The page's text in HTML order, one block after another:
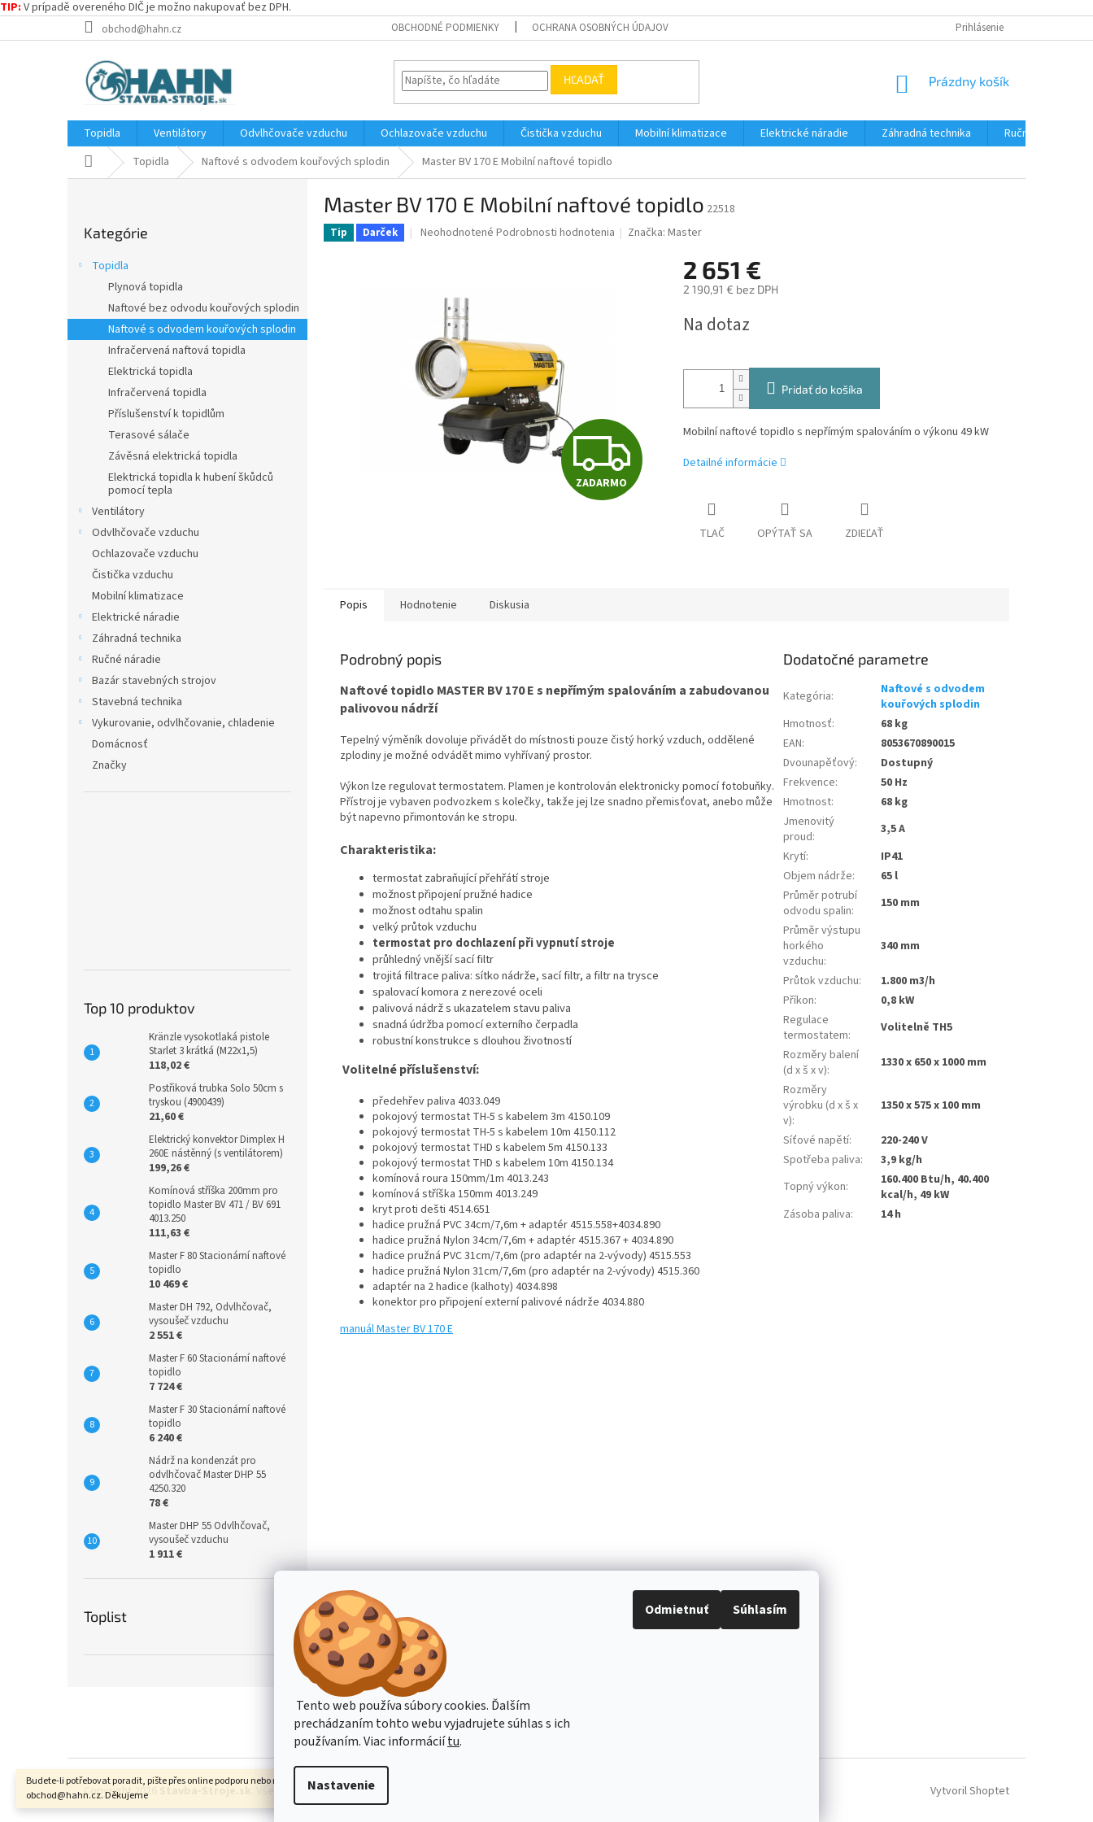
TIP: V prípadě overeného DIČ je možno nakupovať bez DPH.
Tento web používa súbory cookies. Ďalším
prechádzaním tohto webu vyjadrujete súhlas s ich
používaním. Viac informáciítu.
Nastavenie
Odmietnuť Súhlasím
na
Budete-li potřebovat poradit, pište přes online podporu nebo na email
obchod@hahn.cz. Děkujeme
obchod@hahn.cz OBCHODNÉ PODMIENKY OCHRANA OSOBNÝCH ÚDAJOV Prihlásenie
HĽADAŤ
NÁKUPNÝ
Prázdny košík
Topidla Ventilátory Odvlhčovače vzduchu Ochlazovače vzduchu Čistička vzduchu Mobilní klimatizace Elektrické náradie Záhradná technika
Ručné náradie
Domov Topidla Naftové s odvodem kouřových splodin Master BV 170 E Mobilní naftové topidlo
kategórie
Kategórie
Topidla
Plynová topidla
Naftové bez odvodu kouřových splodin
Naftové s odvodem kouřových splodin
Infračervená naftová topidla
Elektrická topidla
Infračervená topidla
Příslušenství k topidlům
Terasové sálače
Závěsná elektrická topidla
Elektrická topidla k hubení škůdců
pomocí tepla
Ventilátory
Odvlhčovače vzduchu
Ochlazovače vzduchu
Čistička vzduchu
Mobilní klimatizace
Elektrické náradie
Záhradná technika
Ručné náradie
Bazár stavebných strojov
Stavebná technika
Vykurovanie, odvlhčovanie, chladenie
Domácnosť
Značky
Top 10 produktov
Kränzle vysokotlaká pistole
Starlet 3 krátká (M22x1,5)
118,02 €
Postřiková trubka Solo 50cm s
tryskou (4900439)
21,60 €
Elektrický konvektor Dimplex H
260E nástěnný (s ventilátorem)
199,26 €
Komínová stříška 200mm pro
topidlo Master BV 471 / BV 691
4013.250
111,63 €
Master F 80 Stacionární naftové
topidlo
10 469 €
Master DH 792, Odvlhčovač,
vysoušeč vzduchu
2 551 €
Master F 60 Stacionární naftové
topidlo
7 724 €
Master F 30 Stacionární naftové
topidlo
6 240 €
Nádrž na kondenzát pro
odvlhčovač Master DHP 55
4250.320
78 €
Master DHP 55 Odvlhčovač,
vysoušeč vzduchu
1 911 €
Toplist
Master BV 170 E Mobilní naftové topidlo 22518
Tip Darček
Priemerné
hviezdičiek.
Neohodnotené Podrobnosti hodnotenia Značka:Master
Z
A
R
M
O
ZADARMO
2 651 €
2 190,91 € bez DPH
cena:
Na dotaz
Pridať do košíka
Mobilní naftové topidlo s nepřímým spalováním o výkonu 49 kW
Detailné informácie
TLAČ OPÝTAŤ SA ZDIEĽAŤ
Popis Hodnotenie Diskusia
Podrobný popis
Naftové topidlo MASTER BV 170 E s nepřímým spalováním a zabudovanou
palivovou nádrží
Tepelný výměník dovoluje přivádět do místnosti pouze čistý horký vzduch, oddělené
zplodiny je možné odvádět mimo vyhřívaný prostor.
Výkon lze regulovat termostatem. Plamen je kontrolován elektronicky pomocí fotobuňky.
Přístroj je vybaven podvozkem s kolečky, takže jej lze snadno přemisťovat, anebo může
být napevno přimontován ke stropu.
Charakteristika:
termostat zabraňující přehřátí stroje
možnost připojení pružné hadice
možnost odtahu spalin
velký průtok vzduchu
termostat pro dochlazení při vypnutí stroje
průhledný vnější sací filtr
trojitá filtrace paliva: sítko nádrže, sací filtr, a filtr na trysce
spalovací komora z nerezové oceli
palivová nádrž s ukazatelem stavu paliva
snadná údržba pomocí externího čerpadla
robustní konstrukce s dlouhou životností
Volitelné příslušenství:
předehřev paliva 4033.049
pokojový termostat TH-5 s kabelem 3m 4150.109
pokojový termostat TH-5 s kabelem 10m 4150.112
pokojový termostat THD s kabelem 5m 4150.133
pokojový termostat THD s kabelem 10m 4150.134
komínová roura 150mm/1m 4013.243
komínová stříška 150mm 4013.249
kryt proti dešti 4514.651
hadice pružná PVC 34cm/7,6m + adaptér 4515.558+4034.890
hadice pružná Nylon 34cm/7,6m + adaptér 4515.367 + 4034.890
hadice pružná PVC 31cm/7,6m (pro adaptér na 2-vývody) 4515.553
hadice pružná Nylon 31cm/7,6m (pro adaptér na 2-vývody) 4515.360
adaptér na 2 hadice (kalhoty) 4034.898
konektor pro připojení externí palivové nádrže 4034.880
manuál Master BV 170 E
Dodatočné parametre
Kategória:
Naftové s odvodem
kouřových splodin
Hmotnosť:
68 kg
EAN:
8053670890015
Dvounapěťový:
Dostupný
Frekvence:
50 Hz
Hmotnost:
68 kg
Jmenovitý
proud:
3,5 A
Krytí:
IP41
Objem nádrže:
65 l
Průměr potrubí
odvodu spalin:
150 mm
Průměr výstupu
horkého
vzduchu:
340 mm
Průtok vzduchu:
1.800 m3/h
Příkon:
0,8 kW
Regulace
termostatem:
Volitelně TH5
Rozměry balení
(d x š x v):
1330 x 650 x 1000 mm
Rozměry
výrobku (d x š x
v):
1350 x 575 x 100 mm
Síťové napětí:
220-240 V
Spotřeba paliva:
3,9 kg/h
Topný výkon:
160.400 Btu/h, 40.400
kcal/h, 49 kW
Zásoba paliva: 14 h
Stavba stroje CZ Topení Dimplex CZ
Vytvoril Shoptet
Copyright 2026 . Všetky práva vyhradené.